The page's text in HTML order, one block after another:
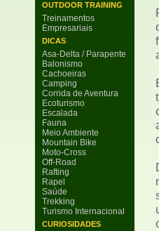
OUTDOOR TRAINING
Treinamentos
Empresariais
DICAS
Asa-Delta / Parapente
Balonismo
Cachoeiras
Camping
Corrida de Aventura
Ecoturismo
Escalada
Fauna
Meio Ambiente
Mountain Bike
Moto-Cross
Off-Road
Rafting
Rapel
Saúde
Trekking
Turismo Internacional
CURIOSIDADES